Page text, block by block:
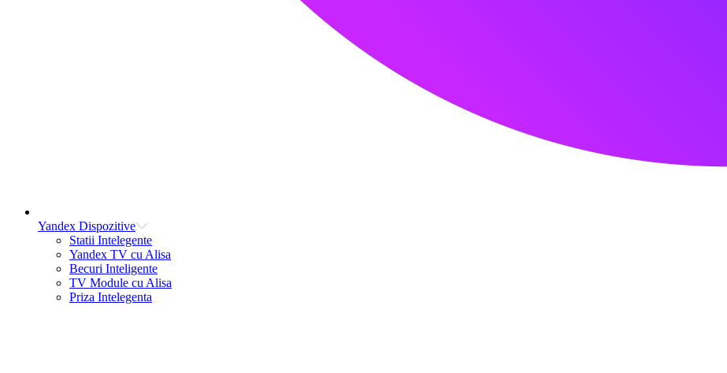
Yandex Dispozitive
Statii Intelegente
Yandex TV cu Alisa
Becuri Inteligente
TV Module cu Alisa
Priza Intelegenta